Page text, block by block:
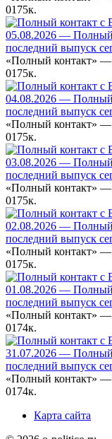
0175к.
05.08.2026 —
последний выпуск
«Полный контакт» —
0175к.
04.08.2026 —
последний выпуск
«Полный контакт» —
0175к.
03.08.2026 —
последний выпуск
«Полный контакт» —
0175к.
02.08.2026 —
последний выпуск
«Полный контакт» —
0175к.
01.08.2026 —
последний выпуск
«Полный контакт» —
0174к.
31.07.2026 —
последний выпуск
«Полный контакт» —
0174к.
Карта сайта